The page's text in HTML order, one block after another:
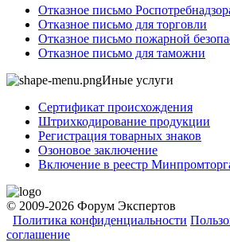
Отказное письмо
Отказное письмо для торговли
Отказное письмо пожарной
Отказное письмо для таможни
Иные услуги
Сертификат происхождения
Штрихкодирование продукции
Регистрация товарных знаков
Озоновое заключение
Включение в реестр
© 2009-2026 Форум Экспертов
Политика конфиденциальности
соглашение